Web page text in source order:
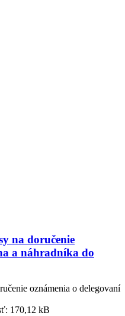
na doručenie
a náhradníka do
oznámenia o delegovaní
170,12 kB